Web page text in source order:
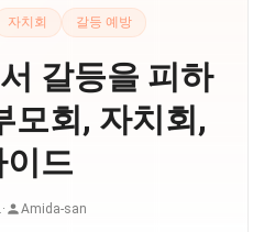
자치회 갈등 예방
갈등을 피하
모회, 자치회,
이드
· Amida-san